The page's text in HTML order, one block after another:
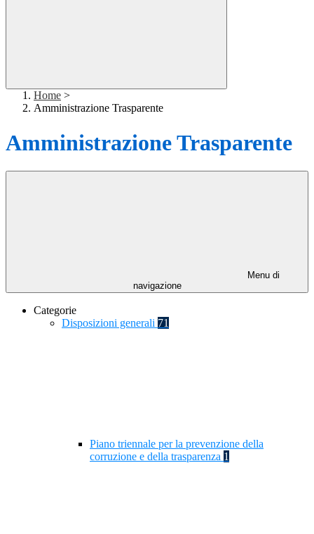
Home >
Amministrazione Trasparente
Amministrazione Trasparente
Menu di
navigazione
Categorie
Disposizioni generali 71
Piano triennale per la prevenzione della
corruzione e della trasparenza 1